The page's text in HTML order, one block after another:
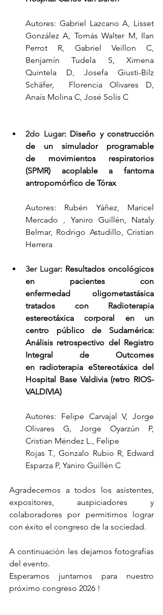
Autores: Gabriel Lazcano A, Lisset
González A, Tomás Walter M, Ilan
Perrot R, Gabriel Veillon C,
Benjamín Tudela S, Ximena
Quintela D, Josefa Giusti-Bilz
Schäfer,  Florencia Olivares D,
Anaís Molina C, José Solís C
2do Lugar: Diseño y construcción
de un simulador programable
de movimientos respiratorios
(SPMR) acoplable a fantoma
antropomórfico de Tórax
Autores: Rubén Yáñez, Maricel
Mercado , Yaniro Guillén, Nataly
Belmar, Rodrigo Astudillo, Cristian
Herrera
3er Lugar: Resultados oncológicos
en pacientes con
enfermedad oligometastásica
tratados con Radioterapia
estereotáxica corporal en un
centro público de Sudamérica:
Análisis retrospectivo del Registro
Integral de Outcomes
en radioterapia eStereotáxica del
Hospital Base Valdivia (retro RIOS-
VALDIVIA)
Autores: Felipe Carvajal V, Jorge
Olivares G, Jorge Oyarzún P,
Cristian Méndez L., Felipe
Rojas T., Gonzalo Rubio R, Edward
Esparza P, Yaniro Guillén C
Agradecemos a todos los asistentes,
expositores, auspiciadores y
colaboradores por permitirnos lograr
con éxito el congreso de la sociedad.
A continuación les dejamos fotografías
del evento.
Esperamos juntarnos para nuestro
próximo congreso 2026 !